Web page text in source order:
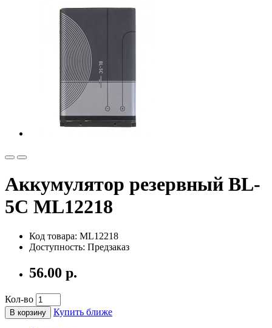
Аккумулятор резервный BL-
5C ML12218
Код товара: ML12218
Доступность: Предзаказ
56.00 р.
Кол-во
В корзину Купить ближе